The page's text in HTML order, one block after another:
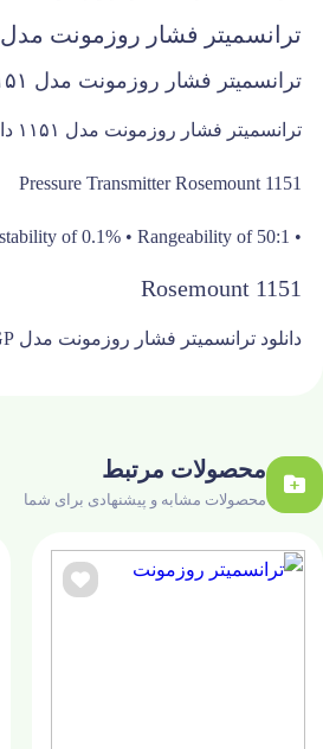
ترانسمیتر فشار روزمونت مدل ۱۱۵۱
ترانسمیتر فشار روزمونت مدل ۱۱۵۱
ترانسمیتر فشار روزمونت مدل ۱۱۵۱ دارای رنج های مختلف با خروجی ۲۰-۴ میلی آمپر میباشد.
Pressure Transmitter Rosemount 1151
• Proven field performance and reliability • Commitment to continuous improvement • Reference accuracy of 0.075% • Two-year stability of 0.1% • Rangeability of 50:1
Rosemount 1151
دانلود ترانسمیتر فشار روزمونت مدل 1151GP
محصولات مرتبط
محصولات مشابه و پیشنهادی برای شما